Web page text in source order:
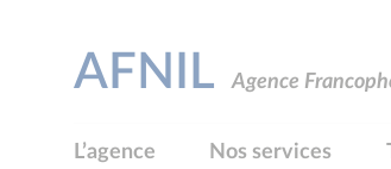
AFNIL Agence
L’agence Nos services